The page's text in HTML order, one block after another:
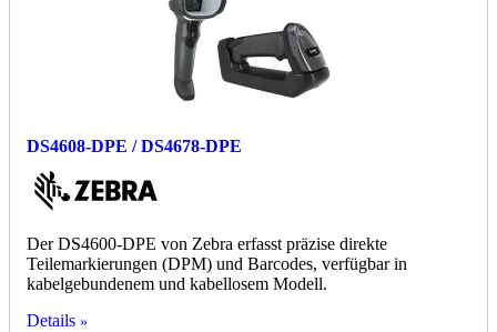
DS4608-DPE / DS4678-DPE
Der DS4600-DPE von Zebra erfasst präzise direkte
Teilemarkierungen (DPM) und Barcodes, verfügbar in
kabelgebundenem und kabellosem Modell.
Details